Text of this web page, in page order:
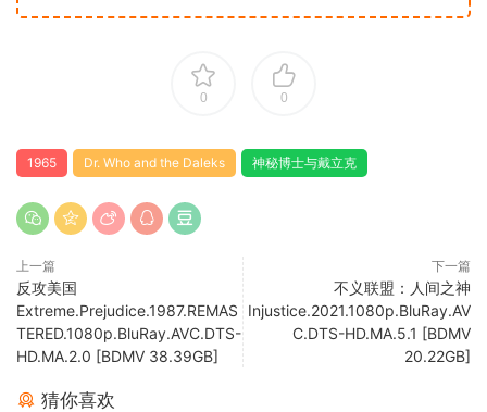
0 0
1965 Dr. Who and the Daleks 神秘博士与戴立克
上一篇
反攻美国
Extreme.Prejudice.1987.REMAS
TERED.1080p.BluRay.AVC.DTS-
HD.MA.2.0 [BDMV 38.39GB]
下一篇
不义联盟：人间之神
Injustice.2021.1080p.BluRay.AV
C.DTS-HD.MA.5.1 [BDMV
20.22GB]
猜你喜欢